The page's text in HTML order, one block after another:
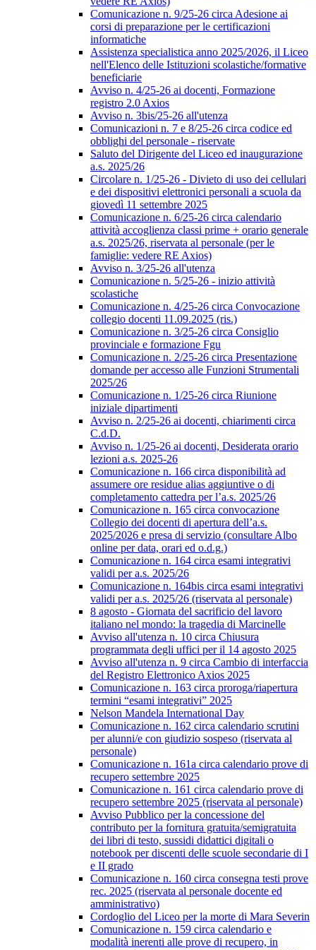
Comunicazione n. 9/25-26 circa Adesione ai
corsi di preparazione per le certificazioni
informatiche
Assistenza specialistica anno 2025/2026, il Liceo
nell'Elenco delle Istituzioni scolastiche/formative
beneficiarie
Avviso n. 4/25-26 ai docenti, Formazione
registro 2.0 Axios
Avviso n. 3bis/25-26 all'utenza
Comunicazioni n. 7 e 8/25-26 circa codice ed
obblighi del personale - riservate
Saluto del Dirigente del Liceo ed inaugurazione
a.s. 2025/26
Circolare n. 1/25-26 - Divieto di uso dei cellulari
e dei dispositivi elettronici personali a scuola da
giovedì 11 settembre 2025
Comunicazione n. 6/25-26 circa calendario
attività accoglienza classi prime + orario generale
a.s. 2025/26, riservata al personale (per le
famiglie: vedere RE Axios)
Avviso n. 3/25-26 all'utenza
Comunicazione n. 5/25-26 - inizio attività
scolastiche
Comunicazione n. 4/25-26 circa Convocazione
collegio docenti 11.09.2025 (ris.)
Comunicazione n. 3/25-26 circa Consiglio
provinciale e formazione Fgu
Comunicazione n. 2/25-26 circa Presentazione
domande per accesso alle Funzioni Strumentali
2025/26
Comunicazione n. 1/25-26 circa Riunione
iniziale dipartimenti
Avviso n. 2/25-26 ai docenti, chiarimenti circa
C.d.D.
Avviso n. 1/25-26 ai docenti, Desiderata orario
lezioni a.s. 2025-26
Comunicazione n. 166 circa disponibilità ad
assumere ore residue alias aggiuntive o di
completamento cattedra per l’a.s. 2025/26
Comunicazione n. 165 circa convocazione
Collegio dei docenti di apertura dell’a.s.
2025/2026 e presa di servizio (consultare Albo
online per data, orari ed o.d.g.)
Comunicazione n. 164 circa esami integrativi
validi per a.s. 2025/26
Comunicazione n. 164bis circa esami integrativi
validi per a.s. 2025/26 (riservata al personale)
8 agosto - Giornata del sacrificio del lavoro
italiano nel mondo: la tragedia di Marcinelle
Avviso all'utenza n. 10 circa Chiusura
programmata degli uffici per il 14 agosto 2025
Avviso all'utenza n. 9 circa Cambio di interfaccia
del Registro Elettronico Axios 2025
Comunicazione n. 163 circa proroga/riapertura
termini “esami integrativi” 2025
Nelson Mandela International Day
Comunicazione n. 162 circa calendario scrutini
per alunni/e con giudizio sospeso (riservata al
personale)
Comunicazione n. 161a circa calendario prove di
recupero settembre 2025
Comunicazione n. 161 circa calendario prove di
recupero settembre 2025 (riservata al personale)
Avviso Pubblico per la concessione del
contributo per la fornitura gratuita/semigratuita
dei libri di testo, sussidi didattici digitali o
notebook per discenti delle scuole secondarie di I
e II grado
Comunicazione n. 160 circa consegna testi prove
rec. 2025 (riservata al personale docente ed
amministrativo)
Cordoglio del Liceo per la morte di Mara Severin
Comunicazione n. 159 circa calendario e
modalità inerenti alle prove di recupero, in